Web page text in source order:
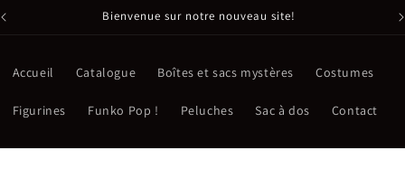
Bienvenue sur notre nouveau site!
Accueil Catalogue Boîtes et sacs mystères Costumes
Figurines Funko Pop ! Peluches Sac à dos Contact